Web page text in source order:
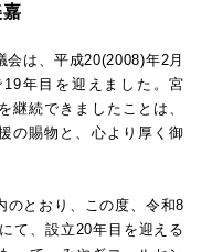
会は、平成20(2008)年2月
年目を迎えました。宮
継続できましたことは、
の賜物と、心より厚く御
のとおり、この度、令和8
て、設立20年目を迎える